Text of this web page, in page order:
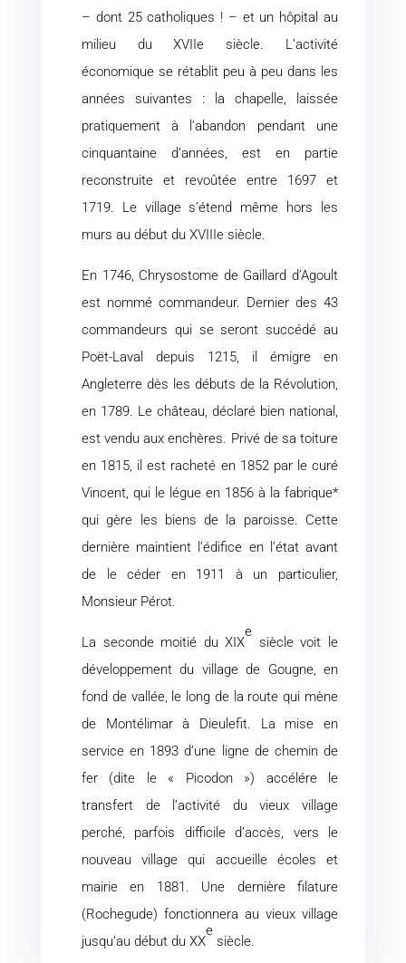
– dont 25 catholiques ! – et un hôpital au
milieu du XVIIe siècle. L’activité
économique se rétablit peu à peu dans les
années suivantes : la chapelle, laissée
pratiquement à l’abandon pendant une
cinquantaine d’années, est en partie
reconstruite et revoûtée entre 1697 et
1719. Le village s’étend même hors les
murs au début du XVIIIe siècle.
En 1746, Chrysostome de Gaillard d’Agoult
est nommé commandeur. Dernier des 43
commandeurs qui se seront succédé au
Poët-Laval depuis 1215, il émigre en
Angleterre dès les débuts de la Révolution,
en 1789. Le château, déclaré bien national,
est vendu aux enchères. Privé de sa toiture
en 1815, il est racheté en 1852 par le curé
Vincent, qui le légue en 1856 à la fabrique*
qui gère les biens de la paroisse. Cette
dernière maintient l’édifice en l’état avant
de le céder en 1911 à un particulier,
Monsieur Pérot.
La seconde moitié du XIX
e
siècle voit le
développement du village de Gougne, en
fond de vallée, le long de la route qui mène
de Montélimar à Dieulefit. La mise en
service en 1893 d’une ligne de chemin de
fer (dite le « Picodon ») accélére le
transfert de l’activité du vieux village
perché, parfois difficile d’accès, vers le
nouveau village qui accueille écoles et
mairie en 1881. Une dernière filature
(Rochegude) fonctionnera au vieux village
jusqu’au début du XX
e
siècle.